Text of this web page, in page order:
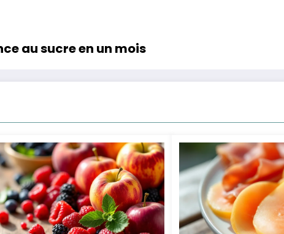
au sucre en un mois